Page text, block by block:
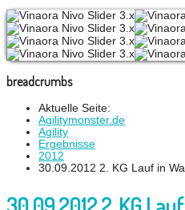
breadcrumbs
Aktuelle Seite:
Agilitymonster.de
Agility
Ergebnisse
2012
30.09.2012 2. KG Lauf in